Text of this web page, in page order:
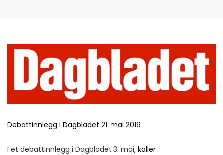
Debattinnlegg i Dagbladet 21. mai 2019
I et debattinnlegg i Dagbladet 3. mai, kaller